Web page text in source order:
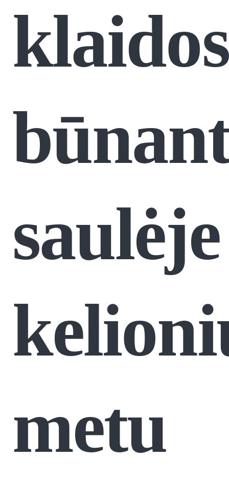
klaidos
saulėje
metu